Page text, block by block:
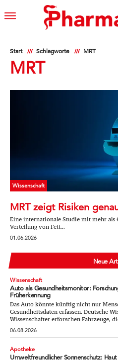
Start Schlagworte MRT
MRT
Wissenschaft
MRT zeigt Risiken
Eine internationale Studie mit mehr als
Verteilung von Fett...
01.06.2026
Neue
Wissenschaft
Auto als Gesundheitsmonitor:
Früherkennung
Das Auto könnte künftig nicht nur
Gesundheitsdaten erfassen. Deutsche
Wissenschafter erforschen Fahrzeuge,
06.08.2026
Apotheke
Umweltfreundlicher Sonnenschutz: